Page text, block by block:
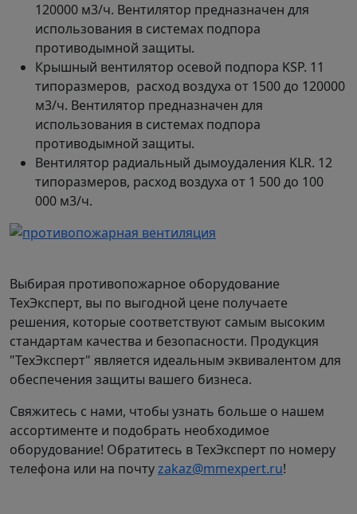
120000 м3/ч. Вентилятор предназначен для
использования в системах подпора
противодымной защиты.
Крышный вентилятор осевой подпора KSP. 11
типоразмеров, расход воздуха от 1500 до 120000
м3/ч. Вентилятор предназначен для
использования в системах подпора
противодымной защиты.
Вентилятор радиальный дымоудаления KLR. 12
типоразмеров, расход воздуха от 1 500 до 100
000 м3/ч.
Выбирая противопожарное оборудование
ТехЭксперт, вы по выгодной цене получаете
решения, которые соответствуют самым высоким
стандартам качества и безопасности. Продукция
"ТехЭксперт" является идеальным эквивалентом для
обеспечения защиты вашего бизнеса.
Свяжитесь с нами, чтобы узнать больше о нашем
ассортименте и подобрать необходимое
оборудование! Обратитесь в ТехЭксперт по номеру
телефона или на почтуzakaz@mmexpert.ru!